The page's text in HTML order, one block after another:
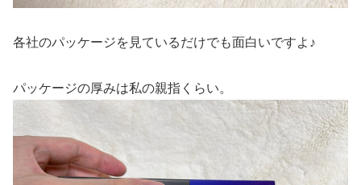
各社のパッケージを見ているだけでも面白いですよ♪
パッケージの厚みは私の親指くらい。